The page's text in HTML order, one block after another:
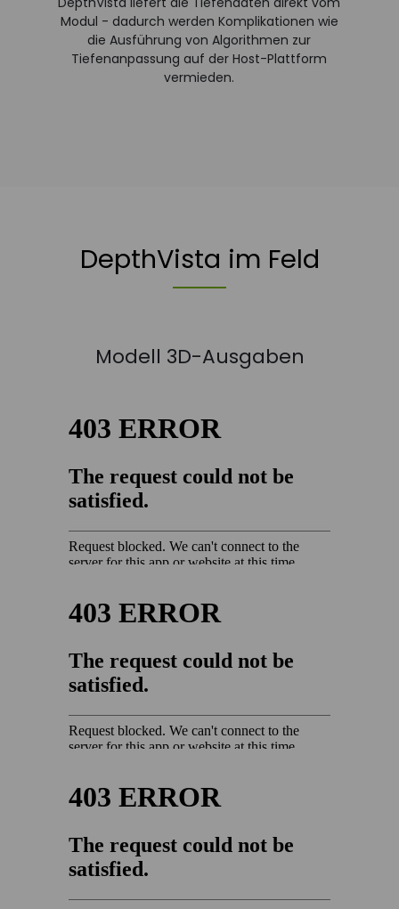
Modul - dadurch werden Komplikationen wie
die Ausführung von Algorithmen zur
Tiefenanpassung auf der Host-Plattform
vermieden.
DepthVista im Feld
Modell 3D-Ausgaben